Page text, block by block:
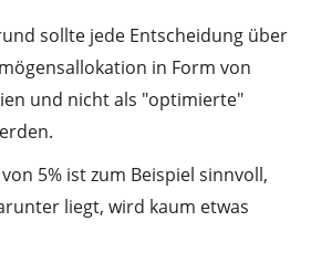
sollte jede Entscheidung über
in Form von
und nicht als "optimierte"
5% ist zum Beispiel sinnvoll,
liegt, wird kaum etwas